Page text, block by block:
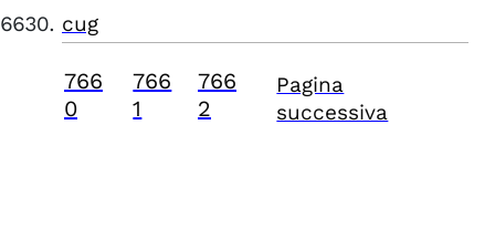
cug
766
0
766
1
766
2
Pagina
successiva